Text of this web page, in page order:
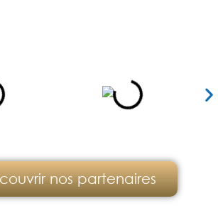
nos partenaires